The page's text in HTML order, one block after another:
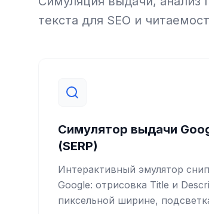
текста для SEO и
Симулятор выдачи
(SERP)
Интерактивный эмулятор
Google: отрисовка Title и
пиксельной ширине,